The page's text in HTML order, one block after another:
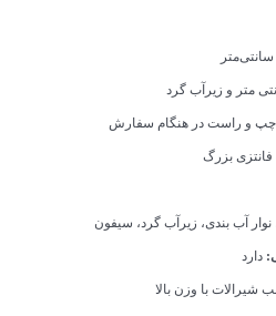
چپ و راست در هنگام سفارش
فانتزی بزرگ
نوار آب بندی، زیرآب گرد، سیفون
دارد
شیرالات با وزن بالا